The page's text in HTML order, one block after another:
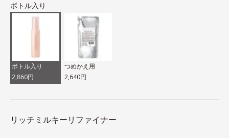
ボトル入り
ボトル入り
2,860円
つめかえ用
2,640円
リッチミルキーリファイナー